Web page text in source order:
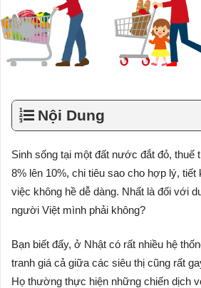
Nội Dung
Sinh sống tại một đất nước đắt đỏ, thuế
8% lên 10%, chi tiêu sao cho hợp lý, tiết
việc không hề dễ dàng. Nhất là đối với
người Việt mình phải không?
Bạn biết đấy, ở Nhật có rất nhiều hệ
tranh giá cả giữa các siêu thị cũng rất
Họ thường thực hiện những chiến dịch